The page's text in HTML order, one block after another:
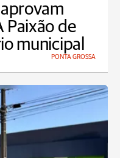
Paixão de
municipal
PONTA GROSSA